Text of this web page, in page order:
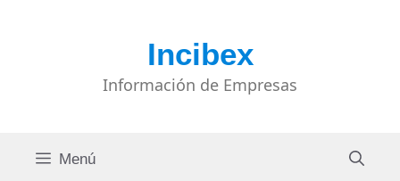
Incibex
Información de Empresas
Menú